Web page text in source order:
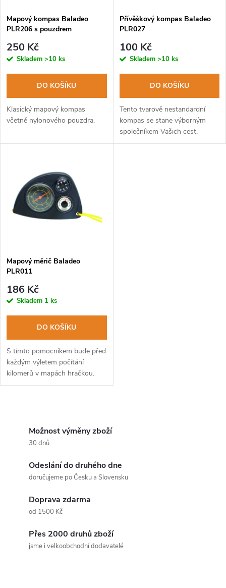
p
r
o
d
u
ů
s
p
r
d
u
ů
Mapový kompas Baladeo
PLR206 s pouzdrem
250 Kč
Skladem >10 ks
DO KOŠÍKU
Klasický mapový kompas
včetně nylonového pouzdra.
Přívěškový kompas Baladeo
PLR027
100 Kč
Skladem >10 ks
DO KOŠÍKU
Tento tvarově nestandardní
kompas se stane výborným
společníkem Vašich cest.
Mapový měrič Baladeo
PLR011
186 Kč
Skladem 1 ks
DO KOŠÍKU
S tímto pomocníkem bude před
každým výletem počítání
kilomerů v mapách hračkou.
Možnost výměny zboží
30 dnů
Odeslání do druhého dne
doručujeme po Česku a Slovensku
Doprava zdarma
od 1500 Kč
Přes 2000 druhů zboží
jsme i velkoobchodní dodavatelé